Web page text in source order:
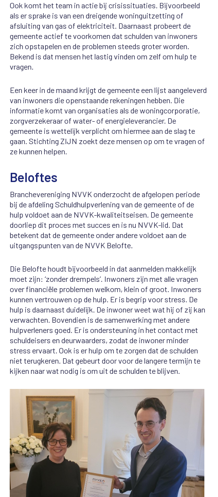
Ook komt het team in actie bij crisissituaties. Bijvoorbeeld
als er sprake is van een dreigende woninguitzetting of
afsluiting van gas of elektriciteit. Daarnaast probeert de
gemeente actief te voorkomen dat schulden van inwoners
zich opstapelen en de problemen steeds groter worden.
Bekend is dat mensen het lastig vinden om zelf om hulp te
vragen.
Een keer in de maand krijgt de gemeente een lijst aangeleverd
van inwoners die openstaande rekeningen hebben. Die
informatie komt van organisaties als de woningcorporatie,
zorgverzekeraar of water- of energieleverancier. De
gemeente is wettelijk verplicht om hiermee aan de slag te
gaan. Stichting ZIJN zoekt deze mensen op om te vragen of
ze kunnen helpen.
Beloftes
Branchevereniging NVVK onderzocht de afgelopen periode
bij de afdeling Schuldhulpverlening van de gemeente of de
hulp voldoet aan de NVVK-kwaliteitseisen. De gemeente
doorliep dit proces met succes en is nu NVVK-lid. Dat
betekent dat de gemeente onder andere voldoet aan de
uitgangspunten van de NVVK Belofte.
Die Belofte houdt bijvoorbeeld in dat aanmelden makkelijk
moet zijn: ‘zonder drempels’. Inwoners zijn met alle vragen
over financiële problemen welkom, klein of groot. Inwoners
kunnen vertrouwen op de hulp. Er is begrip voor stress. De
hulp is daarnaast duidelijk. De inwoner weet wat hij of zij kan
verwachten. Bovendien is de samenwerking met andere
hulpverleners goed. Er is ondersteuning in het contact met
schuldeisers en deurwaarders, zodat de inwoner minder
stress ervaart. Ook is er hulp om te zorgen dat de schulden
niet terugkeren. Dat gebeurt door voor de langere termijn te
kijken naar wat nodig is om uit de schulden te blijven.